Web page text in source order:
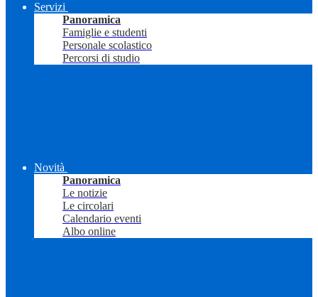
Servizi
Panoramica
Famiglie e studenti
Personale scolastico
Percorsi di studio
Novità
Panoramica
Le notizie
Le circolari
Calendario eventi
Albo online